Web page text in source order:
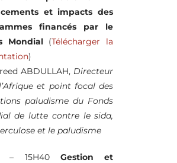
et impacts des
financés par le
Mondial (Télécharger la
)
ABDULLAH, Directeur
et point focal des
paludisme du Fonds
de lutte contre le sida,
et le paludisme
– 15H40 Gestion et